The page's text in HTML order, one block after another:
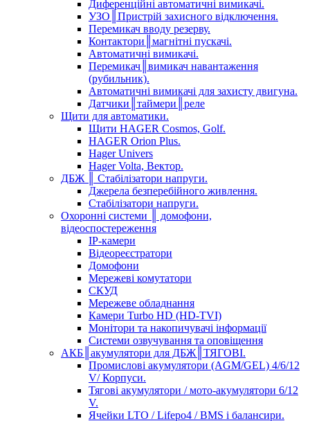
Диференційні автоматичні вимикачі.
УЗО║Пристрій захисного відключення.
Перемикач вводу резерву.
Контактори║магнітні пускачі.
Автоматичні вимикачі.
Перемикач║вимикач навантаження
(рубильник).
Автоматичні вимикачі для захисту двигуна.
Датчики║таймери║реле
Щити для автоматики.
Щити HAGER Cosmos, Golf.
HAGER Orion Plus.
Hager Univers
Hager Volta, Вектор.
ДБЖ ║ Стабілізатори напруги.
Джерела безперебійного живлення.
Стабілізатори напруги.
Охоронні системи ║ домофони,
відеоспостереження
IP-камери
Відеореєстратори
Домофони
Мережеві комутатори
СКУД
Мережеве обладнання
Камери Turbo HD (HD-TVI)
Монітори та накопичувачі інформації
Системи озвучування та оповіщення
АКБ║акумулятори для ДБЖ║ТЯГОВІ.
Промислові акумулятори (AGM/GEL) 4/6/12
V/ Корпуси.
Тягові акумулятори / мото-акумулятори 6/12
V.
Ячейки LTO / Lifepo4 / BMS і балансири.